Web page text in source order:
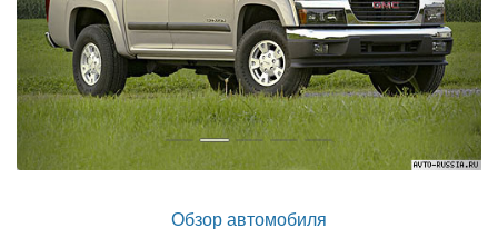
Обзор автомобиля